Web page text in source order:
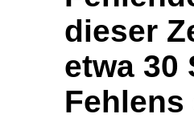
dieser
etwa 30